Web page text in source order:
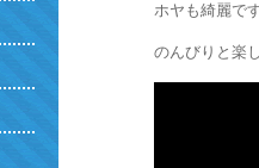
ホヤも綺麗で
のんびりと楽